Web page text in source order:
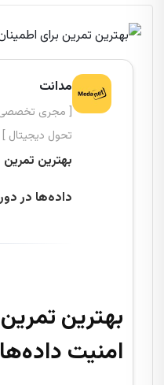
مدانت
تحول دیجیتال ]
بهترین تمرین
داده‌ها در
بهترین
امنیت